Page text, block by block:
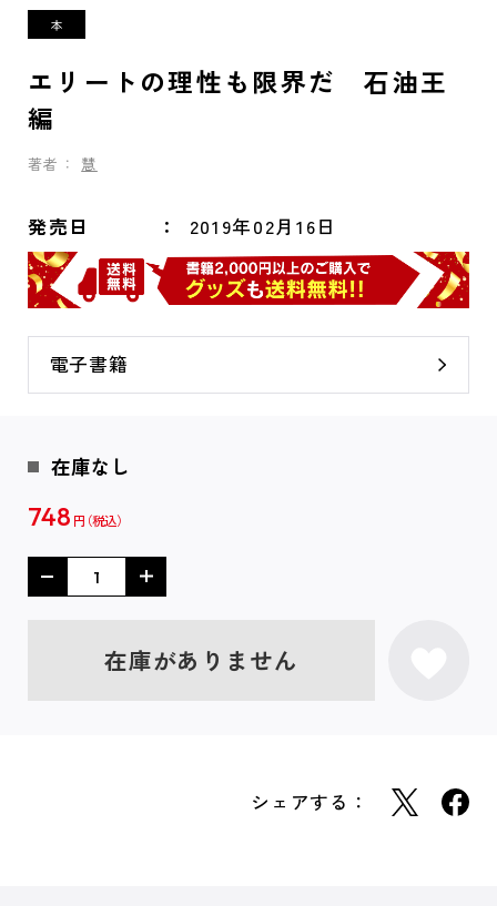
エリートの理性も限界だ 石油王
編
著者： 慧
発売日 2019年02月16日
電子書籍
在庫なし
748 円
在庫がありません
シェアする：